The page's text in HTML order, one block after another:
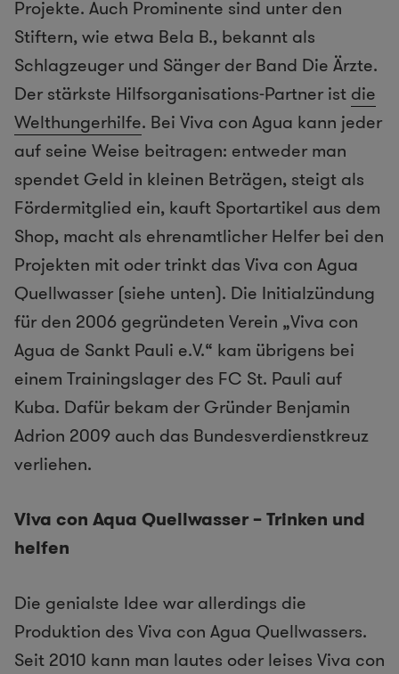
Projekte. Auch Prominente sind unter den
Stiftern, wie etwa Bela B., bekannt als
Schlagzeuger und Sänger der Band Die Ärzte.
Der stärkste Hilfsorganisations-Partner ist die
Welthungerhilfe. Bei Viva con Agua kann jeder
auf seine Weise beitragen: entweder man
spendet Geld in kleinen Beträgen, steigt als
Fördermitglied ein, kauft Sportartikel aus dem
Shop, macht als ehrenamtlicher Helfer bei den
Projekten mit oder trinkt das Viva con Agua
Quellwasser (siehe unten). Die Initialzündung
für den 2006 gegründeten Verein „Viva con
Agua de Sankt Pauli e.V.“ kam übrigens bei
einem Trainingslager des FC St. Pauli auf
Kuba. Dafür bekam der Gründer Benjamin
Adrion 2009 auch das Bundesverdienstkreuz
verliehen.
Viva con Aqua Quellwasser – Trinken und
helfen
Die genialste Idee war allerdings die
Produktion des Viva con Agua Quellwassers.
Seit 2010 kann man lautes oder leises Viva con